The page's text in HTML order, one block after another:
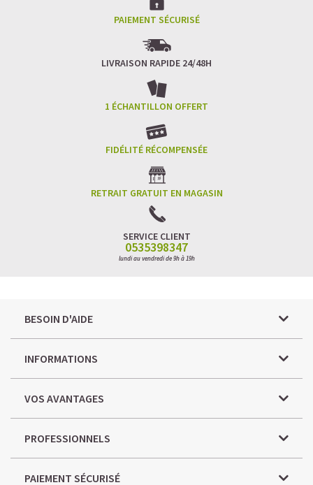
PAIEMENT SÉCURISÉ
LIVRAISON RAPIDE 24/48H
1 ÉCHANTILLON OFFERT
FIDÉLITÉ RÉCOMPENSÉE
RETRAIT GRATUIT EN MAGASIN
SERVICE CLIENT
0535398347
lundi au vendredi de 9h à 19h
BESOIN D'AIDE
INFORMATIONS
VOS AVANTAGES
PROFESSIONNELS
PAIEMENT SÉCURISÉ